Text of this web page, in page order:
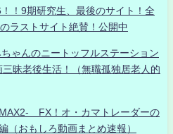
！9期研究生、最後のサイト！全
ラストサイト絶賛！公開中
ゃんのニートッフルステーション
昧老後生活！（無職孤独居老人的
FX！オ・カマトレーダーの
おもしろ動画まとめ速報）